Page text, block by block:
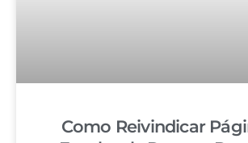
Como Reivindicar